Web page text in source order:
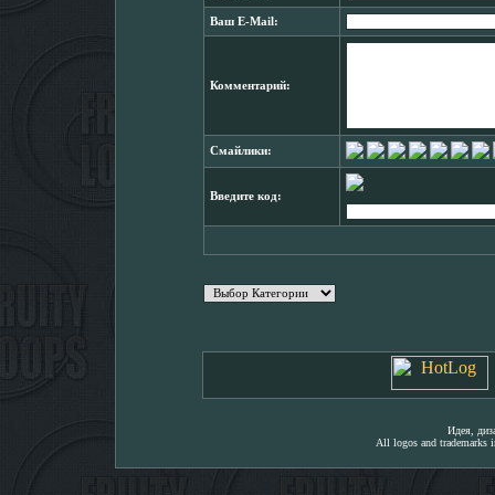
Ваш E-Mail:
Комментарий:
Смайлики:
Введите код:
Идея,
All logos and trademarks